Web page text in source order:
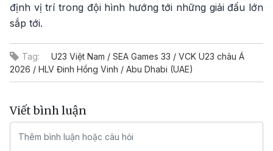
định vị trí trong đội hình hướng tới những giải đấu lớn
sắp tới.
Tag:
U23 Việt Nam / SEA Games 33 / VCK U23 châu Á
2026 / HLV Đinh Hồng Vinh / Abu Dhabi (UAE)
Viết bình luận